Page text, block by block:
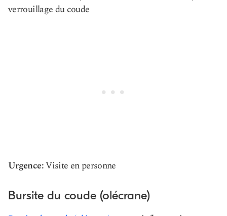
verrouillage du coude
Urgence:Visite en personne
Bursite du coude (olécrane)